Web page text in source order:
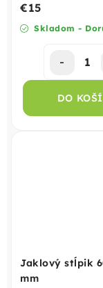
Skladom -
€15
DO
Jaklový stĺpik
mm